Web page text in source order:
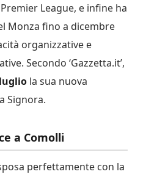
League, e infine ha
Monza fino a dicembre
organizzative e
Secondo ‘Gazzetta.it’,
la sua nuova
Signora.
a Comolli
perfettamente con la